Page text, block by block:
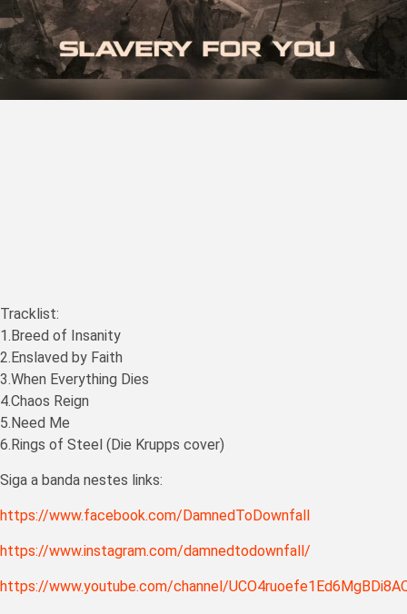
Tracklist:
1.Breed of Insanity
2.Enslaved by Faith
3.When Everything Dies
4.Chaos Reign
5.Need Me
6.Rings of Steel (Die Krupps cover)
Siga a banda nestes links:
https://www.facebook.com/DamnedToDownfall
https://www.instagram.com/damnedtodownfall/
https://www.youtube.com/channel/